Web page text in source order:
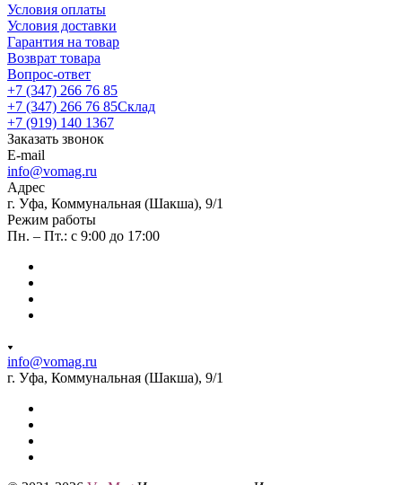
Условия оплаты
Условия доставки
Гарантия на товар
Возврат товара
Вопрос-ответ
+7 (347) 266 76 85
+7 (347) 266 76 85Склад
+7 (919) 140 1367
Заказать звонок
E-mail
info@vomag.ru
Адрес
г. Уфа, Коммунальная (Шакша), 9/1
Режим работы
Пн. – Пт.: с 9:00 до 17:00
info@vomag.ru
г. Уфа, Коммунальная (Шакша), 9/1